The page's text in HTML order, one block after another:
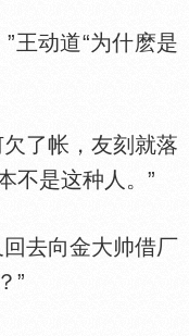
动道“为什麽是
了帐，友刻就落
不是这种人。”
去向金大帅借厂
”